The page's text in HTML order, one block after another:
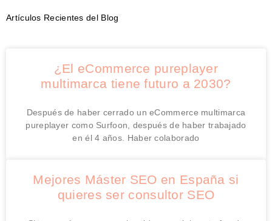
Artículos Recientes del Blog
¿El eCommerce pureplayer
multimarca tiene futuro a 2030?
Después de haber cerrado un eCommerce multimarca
pureplayer como Surfoon, después de haber trabajado
en él 4 años. Haber colaborado
Mejores Máster SEO en España si
quieres ser consultor SEO